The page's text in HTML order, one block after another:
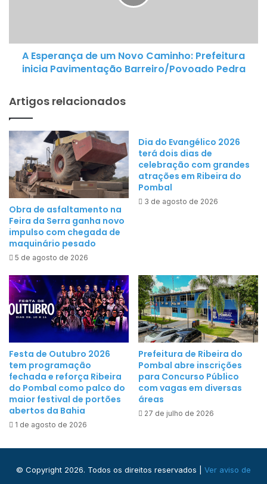
inicia
Pavimentação
Barreiro/Povoado
A Esperança de um Novo Caminho: Prefeitura
inicia Pavimentação Barreiro/Povoado Pedra
Artigos relacionados
Obra de asfaltamento na
Feira da Serra ganha novo
impulso com chegada de
maquinário pesado
5 de agosto de 2026
Dia do Evangélico 2026
terá dois dias de
celebração com grandes
atrações em Ribeira do
Pombal
3 de agosto de 2026
Festa de Outubro 2026
tem programação
fechada e reforça Ribeira
do Pombal como palco do
maior festival de portões
abertos da Bahia
1 de agosto de 2026
Prefeitura de Ribeira do
Pombal abre inscrições
para Concurso Público
com vagas em diversas
áreas
27 de julho de 2026
© Copyright 2026. Todos os direitos reservados | Ver aviso de